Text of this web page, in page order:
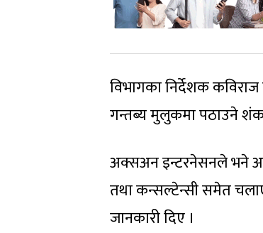
विभागका निर्देशक
गन्तब्य मुलुकमा पठाउने
अक्सअन इन्टरनेसनले भने
तथा कन्सल्टेन्सी समेत
जानकारी दिए ।